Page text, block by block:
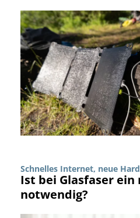
Schnelles Internet, neue
Ist bei Glasfaser
notwendig?